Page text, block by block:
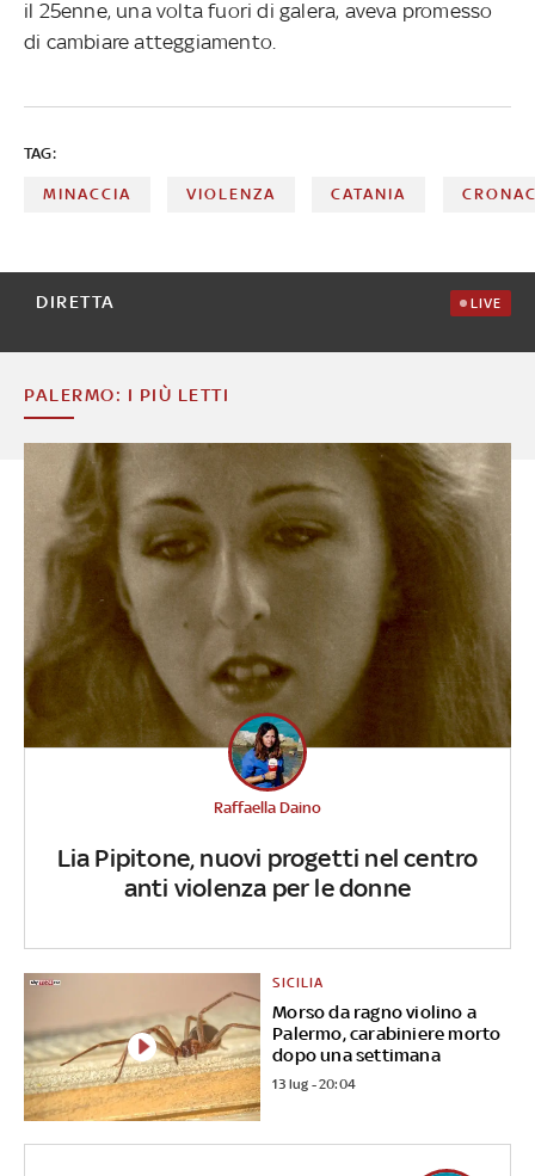
il 25enne, una volta fuori di galera, aveva promesso
di cambiare atteggiamento.
TAG:
MINACCIA VIOLENZA CATANIA
DIRETTA LIVE
PALERMO: I PIÙ LETTI
Lia Pipitone, nuovi progetti nel centro
anti violenza per le donne
Raffaella Daino
Morso da ragno violino a
Palermo, carabiniere morto
dopo una settimana
SICILIA
13 lug - 20:04